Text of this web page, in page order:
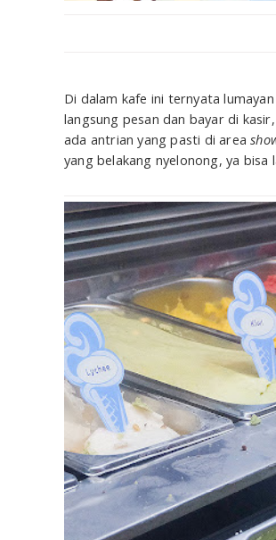
Di dalam kafe ini ternyata
langsung pesan dan bayar di
ada antrian yang pasti di area
yang belakang nyelonong, ya bisa